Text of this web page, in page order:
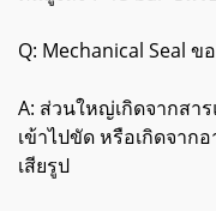
Q: Mechanical Seal ข
A: ส่วนใหญ่เกิดจากสา
เข้าไปขัด หรือเกิดจาก
เสียรูป